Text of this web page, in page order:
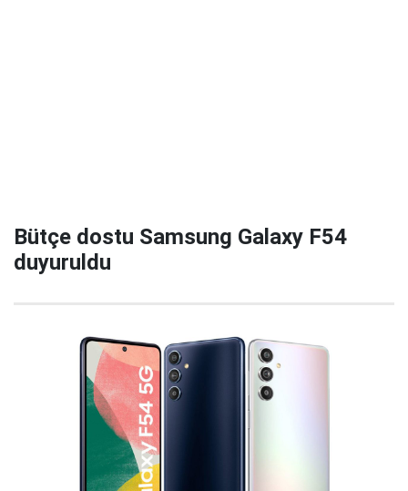
Bütçe dostu Samsung Galaxy F54
duyuruldu